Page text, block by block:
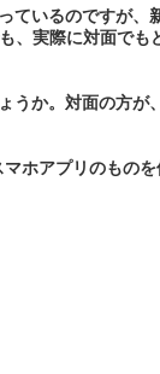
ているのですが、
、実際に対面でも
うか。対面の方が
ホアプリのものを